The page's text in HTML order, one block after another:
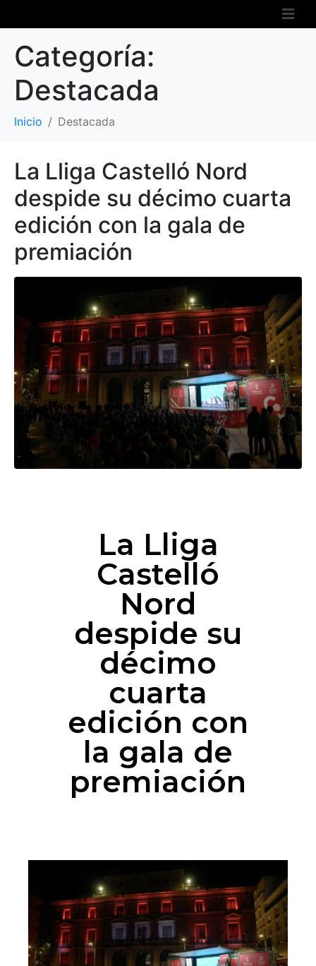
Categoría:
Destacada
Inicio Destacada
La Lliga Castelló Nord
despide su décimo cuarta
edición con la gala de
premiación
La Lliga
Castelló
Nord
despide su
décimo
cuarta
edición con
la gala de
premiación